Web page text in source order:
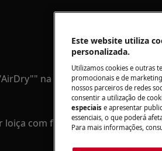
na minha máquina de
loiça com função ""AirDry""
Este website utiliza
personalizada.
Utilizamos cookies e outras
promocionais e de
nossos parceiros de redes
consentir a utilização de
especiais e apresentar
essenciais, o que poderá
Para mais informações,